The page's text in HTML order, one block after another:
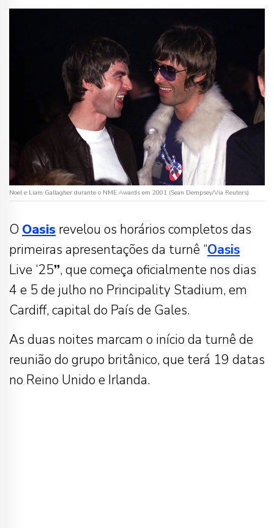
Noel e Liam Gallagher durante o NME Awards em 2001 (Sean Dempsey/Via Reuters)
O Oasis revelou os horários completos das
primeiras apresentações da turnê “Oasis
Live ‘25”, que começa oficialmente nos dias
4 e 5 de julho no Principality Stadium, em
Cardiff, capital do País de Gales.
As duas noites marcam o início da turnê de
reunião do grupo britânico, que terá 19 datas
no Reino Unido e Irlanda.